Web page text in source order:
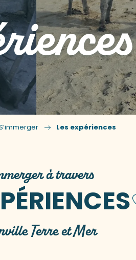
Les expériences
à travers
Terre et Mer